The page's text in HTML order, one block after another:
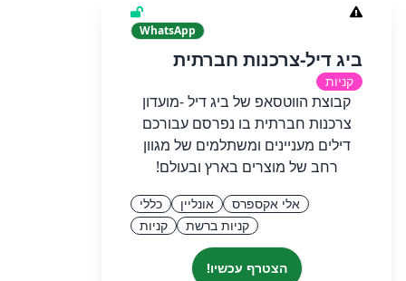
WhatsApp
ביג דיל-צרכנות חברתית
קניות
קבוצת הווטסאפ של ביג דיל -מועדון
צרכנות חברתית בו נפרסם עבורכם
דילים מעניינים ומשתלמים של מגוון
רחב של מוצרים בארץ ובעולם!
אלי אקספרס אונליין
כללי
קניות ברשת
קניות
הצטרף עכשיו!